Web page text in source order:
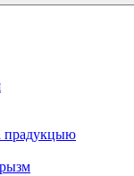
прадукцыю